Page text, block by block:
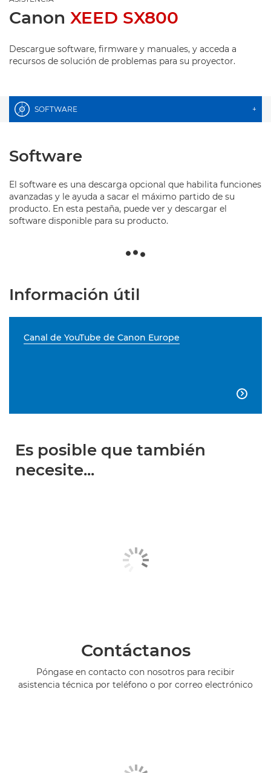
Canon XEED SX800
Descargue software, firmware y manuales, y acceda a
recursos de solución de problemas para su proyector.
SOFTWARE +
Software
El software es una descarga opcional que habilita funciones
avanzadas y le ayuda a sacar el máximo partido de su
producto. En esta pestaña, puede ver y descargar el
software disponible para su producto.
Información útil
Canal de YouTube de Canon Europe

Es posible que también
necesite...
Contáctanos
Póngase en contacto con nosotros para recibir
asistencia técnica por teléfono o por correo electrónico